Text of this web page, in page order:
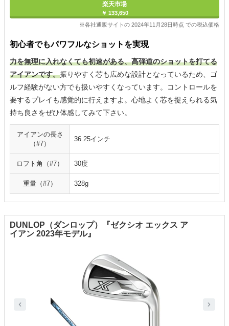
楽天市場
￥ 133,650
※各社通販サイトの 2024年11月28日時点 での税込価格
初心者でもパワフルなショットを実現
力を無理に入れなくても初速がある、高弾道のショットを打てる
アイアンです。振りやすく芯も広めな設計となっているため、ゴ
ルフ経験がない方でも扱いやすくなっています。コントロールを
要するプレイも感覚的に行えますよ。心地よく芯を捉えられる気
持ち良さをぜひ体感してみて下さい。
アイアンの長さ
（#7）
36.25インチ
ロフト角（#7） 30度
重量（#7） 328g
DUNLOP（ダンロップ）『ゼクシオ エックス ア
イアン 2023年モデル』